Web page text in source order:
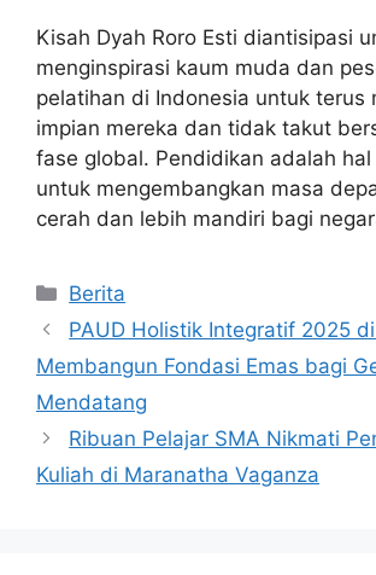
Kisah Dyah Roro Esti diantisipasi
menginspirasi kaum muda dan
pelatihan di Indonesia untuk terus
impian mereka dan tidak takut
fase global. Pendidikan adalah
untuk mengembangkan masa
cerah dan lebih mandiri bagi
Kategori
Berita
PAUD Holistik Integratif 2025
Membangun Fondasi Emas bagi
Mendatang
Ribuan Pelajar SMA Nikmati
Kuliah di Maranatha Vaganza